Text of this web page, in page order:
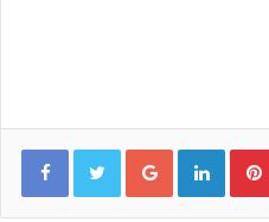
Google+ LinkedIn